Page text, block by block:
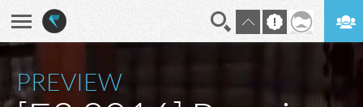
PREVIEW